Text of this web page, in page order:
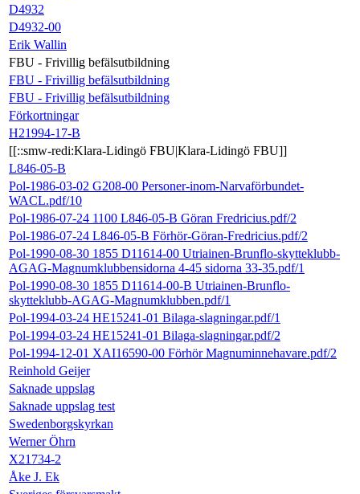
D4932
D4932-00
Erik Wallin
FBU - Frivillig befälsutbildning
FBU - Frivillig befälsutbildning
FBU - Frivillig befälsutbildning
Förkortningar
H21994-17-B
[[::smw-redi:Klara-Lidingö FBU|Klara-Lidingö FBU]]
L846-05-B
Pol-1986-03-02 G208-00 Personer-inom-Narvaförbundet-
WACL.pdf/10
Pol-1986-07-24 1100 L846-05-B Göran Fredricius.pdf/2
Pol-1986-07-24 L846-05-B Förhör-Göran-Fredricius.pdf/2
Pol-1990-08-30 1855 D11614-00 Utriainen-Brunflo-skytteklubb-
AGAG-Magnumklubbensidorna 4-45 sidorna 33-35.pdf/1
Pol-1990-08-30 1855 D11614-00-B Utriainen-Brunflo-
skytteklubb-AGAG-Magnumklubben.pdf/1
Pol-1994-03-24 HE15241-01 Bilaga-slagningar.pdf/1
Pol-1994-03-24 HE15241-01 Bilaga-slagningar.pdf/2
Pol-1994-12-01 XAI16590-00 Förhör Magnuminnehavare.pdf/2
Reinhold Geijer
Saknade uppslag
Saknade uppslag test
Swedenborgskyrkan
Werner Öhrn
X21734-2
Åke J. Ek